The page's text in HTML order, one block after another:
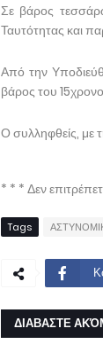
Σε βάρος
Ταυτότητας και
Από την
βάρος του
Ο συλληφθείς, με
* * * Δεν
Tags
ΔΙΑΒΑΣΤΕ